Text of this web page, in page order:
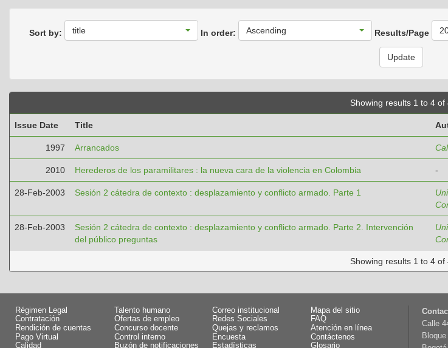
Sort by: title In order: Ascending Results/Page
Showing results 1 to 4 of
Issue Date Title
1997 Arrancados
2010 Herederos de los paramilitares : la nueva cara de la violencia en Colombia -
28-Feb-2003 Sesión 2 cátedra de contexto : desplazamiento y conflicto armado. Parte 1
28-Feb-2003
Sesión 2 cátedra de contexto : desplazamiento y conflicto armado. Parte 2. Intervención
del público preguntas
Showing results 1 to 4 of
Régimen Legal
Talento humano
Contratación
Ofertas de empleo
Rendición de cuentas
Concurso docente
Pago Virtual
Control interno
Calidad
Buzón de notificaciones
Correo institucional
Mapa del sitio
Redes Sociales
FAQ
Quejas y reclamos
Atención en línea
Encuesta
Contáctenos
Estadísticas
Glosario
Calle